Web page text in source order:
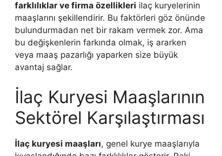
farklılıklar ve firma özellikleri ilaç kuryelerinin
maaşlarını şekillendirir. Bu faktörleri göz önünde
bulundurmadan net bir rakam vermek zor. Ama
bu değişkenlerin farkında olmak, iş ararken
veya maaş pazarlığı yaparken size büyük
avantaj sağlar.
İlaç Kuryesi Maaşlarının
Sektörel Karşılaştırması
İlaç kuryesi maaşları, genel kurye maaşlarıyla